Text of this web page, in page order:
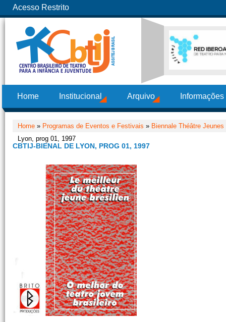
Acesso Restrito
Home Institucional Arquivo
Home » Programas de Eventos e Festivais » Biennale Théâtre
Lyon, prog 01, 1997
CBTIJ-BIENAL DE LYON, PROG 01, 1997